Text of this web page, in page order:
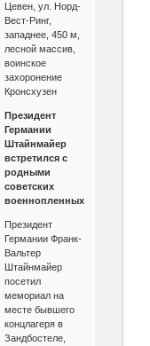
Цевен, ул. Норд-
Вест-Ринг,
западнее, 450 м,
лесной массив,
воинское
захоронение
Кронсхузен
Президент
Германии
Штайнмайер
встретился с
родными
советских
военнопленных
Президент
Германии Франк-
Вальтер
Штайнмайер
посетил
мемориал на
месте бывшего
концлагеря в
Зандбостеле,